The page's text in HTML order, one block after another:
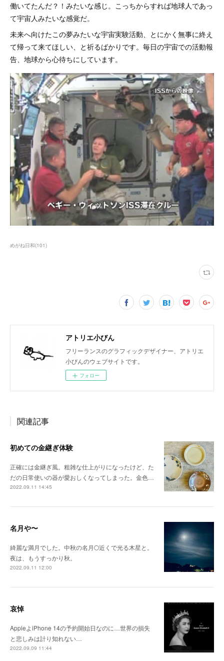
働いてたんだ？！みたいな感じ。こっちからすれば地球人であっ
て宇宙人みたいな感覚だ。
未来へ向けたこの夢みたいな宇宙実験活動、とにかく無事に終え
て帰って来てほしい、と祈るばかりです。毎日の宇宙での活動報
告、地球から心待ちにしています。
めがね日和(101)
アトリエ小びん
フリーランスのグラフィックデザイナー、アトリエ
小びんのウェブサイトです。
フォロー
関連記事
初めての金継ぎ体験
正確には金継ぎ風。粗雑な仕上がりになったけど、た
だの日常使いの器が愛おしくなってしまった。金色…
2022.09.11 14:45
名月や〜
綺麗な満月でした。中秋の名月🌕近くで光る木星と。
夜は、もうすっかり秋。
2022.09.11 12:00
哀悼
AppleよiPhone 14の予約開始日なのに…世界の損失
と悲しみは計り知れない…
2022.09.09 11:44